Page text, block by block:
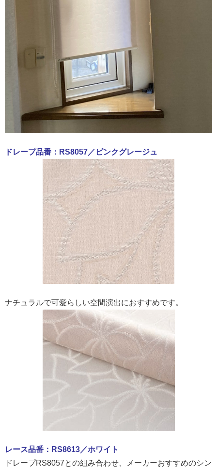
ドレープ品番：RS8057／ピンクグレージュ
ナチュラルで可愛らしい空間演出におすすめです。
レース品番：RS8613／ホワイト
ドレープRS8057との組み合わせ、メーカーおすすめのシン